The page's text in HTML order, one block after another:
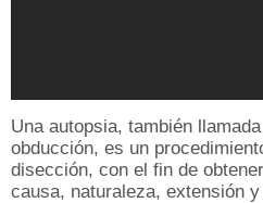
Una autopsia, también
obducción, es un
disección, con el fin de
causa, naturaleza, extensión